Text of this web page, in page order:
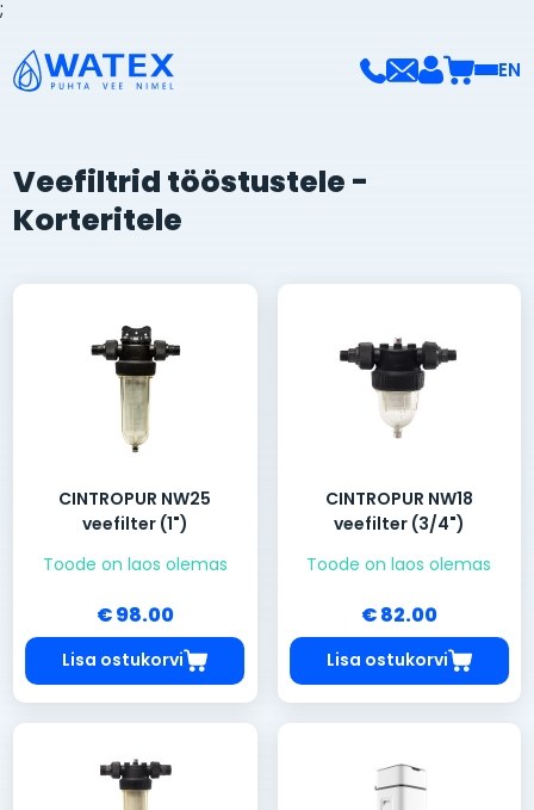
;
EN
Veefiltrid tööstustele -
Korteritele
CINTROPUR NW25
veefilter (1")
Toode on laos olemas
€ 98.00
Lisa ostukorvi
CINTROPUR NW18
veefilter (3/4")
Toode on laos olemas
€ 82.00
Lisa ostukorvi